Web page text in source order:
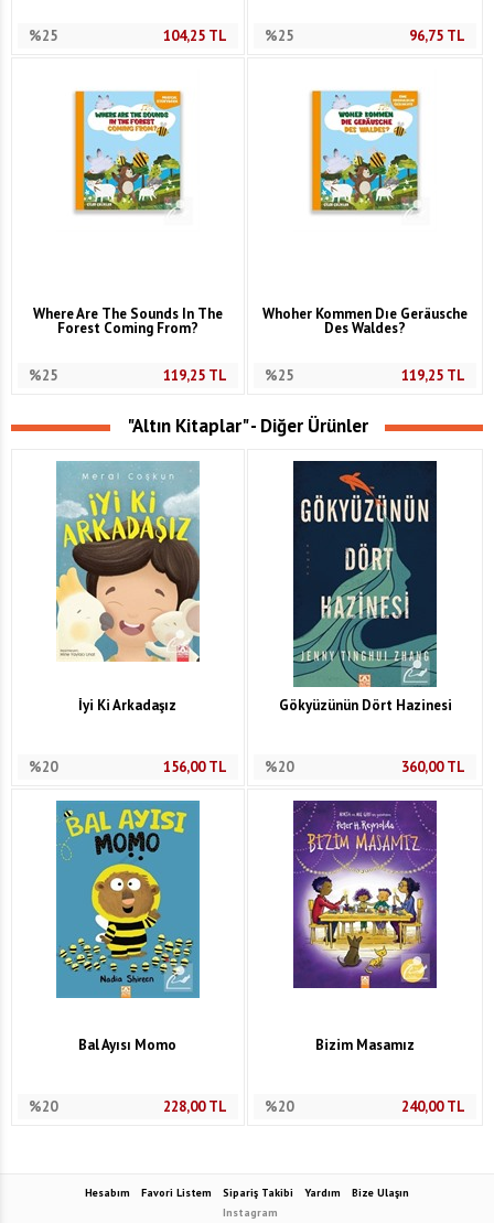
%25 104,25TL %25 96,75 TL
Where Are The Sounds In The
Forest Coming From?
%25 119,25TL
Whoher Kommen Dıe Geräusche
Des Waldes?
%25 119,25 TL
"Altın Kitaplar" - Diğer Ürünler
İyi Ki Arkadaşız
%20 156,00TL
Gökyüzünün Dört Hazinesi
%20 360,00TL
Bal Ayısı Momo
%20 228,00TL
Bizim Masamız
%20 240,00TL
Hesabım Favori Listem Sipariş Takibi Yardım
Bize Ulaşın
Instagram